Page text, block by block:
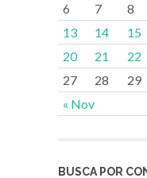
« Nov
6
7 8
13
14 15
20
21 22
27
28 29
BUSCA POR